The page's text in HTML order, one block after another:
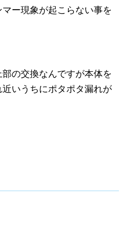
ー現象が起こらない事を
の交換なんですが本体を
いうちにポタポタ漏れが